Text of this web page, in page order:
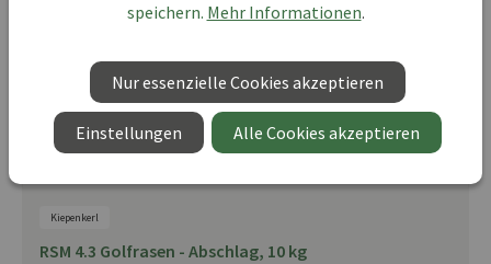
Kiepenkerl
RSM 4.3 Golfrasen - Abschlag, 10 kg
speichern. Mehr Informationen.
Nur essenzielle Cookies akzeptieren
Einstellungen Alle Cookies akzeptieren